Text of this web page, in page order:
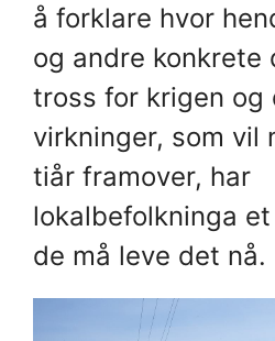
å forklare hvor
og andre konkrete
tross for krigen og
virkninger, som vil
tiår framover, har
lokalbefolkninga
de må leve det nå.